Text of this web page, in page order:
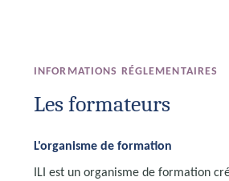
INFORMATIONS RÉGLEMENTAIRES
Les formateurs
L'organisme de formation
ILI est un organisme de formation